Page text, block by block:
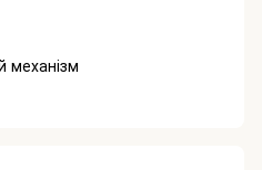
механізм